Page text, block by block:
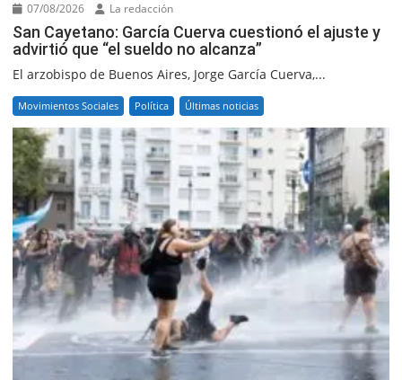
07/08/2026 La redacción
San Cayetano: García Cuerva cuestionó el ajuste y
advirtió que “el sueldo no alcanza”
El arzobispo de Buenos Aires, Jorge García Cuerva,...
Movimientos Sociales Política Últimas noticias